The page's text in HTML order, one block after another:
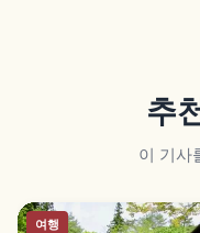
추
이 기사
여행